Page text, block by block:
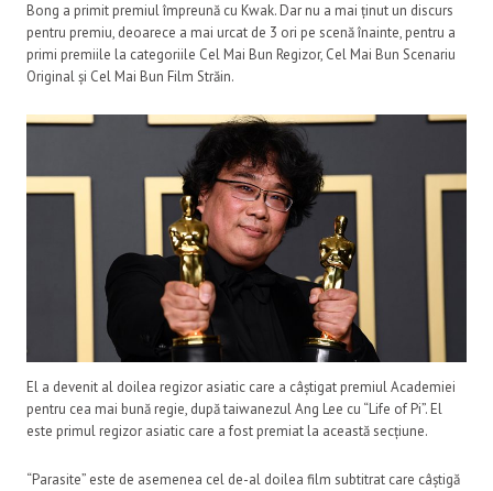
Bong a primit premiul împreună cu Kwak. Dar nu a mai ținut un discurs
pentru premiu, deoarece a mai urcat de 3 ori pe scenă înainte, pentru a
primi premiile la categoriile Cel Mai Bun Regizor, Cel Mai Bun Scenariu
Original și Cel Mai Bun Film Străin.
El a devenit al doilea regizor asiatic care a câștigat premiul Academiei
pentru cea mai bună regie, după taiwanezul Ang Lee cu “Life of Pi”. El
este primul regizor asiatic care a fost premiat la această secțiune.
“Parasite” este de asemenea cel de-al doilea film subtitrat care câștigă